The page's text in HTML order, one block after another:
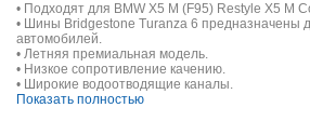
• Подходят для BMW X5 M (F95) Restyle X5 M
• Шины Bridgestone Turanza 6 предназначены
автомобилей.
• Летняя премиальная модель.
• Низкое сопротивление качению.
• Широкие водоотводящие каналы.
Показать полностью